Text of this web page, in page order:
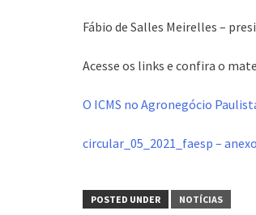
Fábio de Salles Meirelles –
Acesse os links e confira o
O ICMS no Agronegócio
circular_05_2021_faesp –
POSTED UNDER NOTÍCIAS